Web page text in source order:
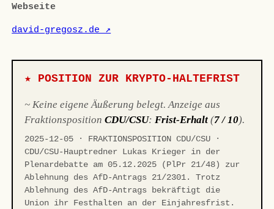
Webseite
david-gregosz.de ↗
★ POSITION ZUR KRYPTO-HALTEFRIST
~ Keine eigene Äußerung belegt. Anzeige aus
FraktionspositionCDU/CSU: Frist-Erhalt (7 / 10).
2025-12-05 · FRAKTIONSPOSITION CDU/CSU ·
CDU/CSU-Hauptredner Lukas Krieger in der
Plenardebatte am 05.12.2025 (PlPr 21/48) zur
Ablehnung des AfD-Antrags 21/2301. Trotz
Ablehnung des AfD-Antrags bekräftigt die
Union ihr Festhalten an der Einjahresfrist.